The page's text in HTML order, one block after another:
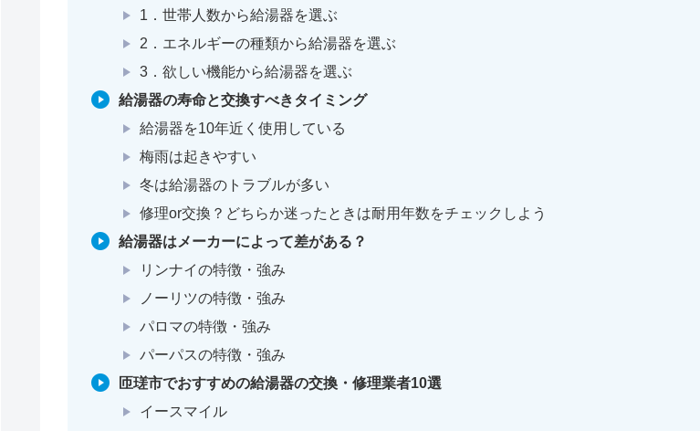
1．世帯人数から給湯器を選ぶ
2．エネルギーの種類から給湯器を選ぶ
3．欲しい機能から給湯器を選ぶ
給湯器の寿命と交換すべきタイミング
給湯器を10年近く使用している
梅雨は起きやすい
冬は給湯器のトラブルが多い
修理or交換？どちらか迷ったときは耐用年数をチェックしよう
給湯器はメーカーによって差がある？
リンナイの特徴・強み
ノーリツの特徴・強み
パロマの特徴・強み
パーパスの特徴・強み
匝瑳市でおすすめの給湯器の交換・修理業者10選
イースマイル